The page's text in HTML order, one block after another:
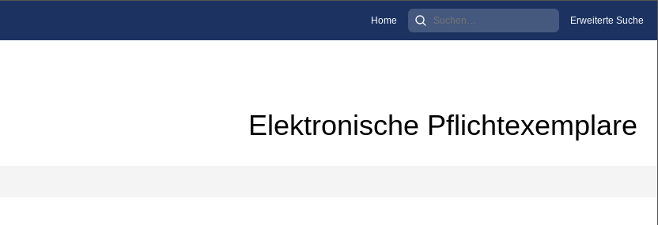
Home Erweiterte Suche
Elektronische Pflichtexemplare